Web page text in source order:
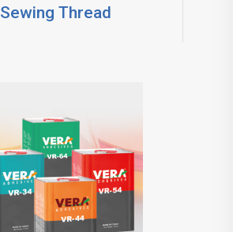
Sewing Thread